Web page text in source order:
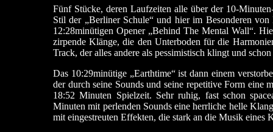
Fünf Stücke, deren Laufzeiten alle über der 10-
Stil der „Berliner Schule“ und hier im Besonderen
12:28minütigen Opener „Behind The Mental Wall“.
zirpende Klänge, die den Unterboden für die
Track, der alles andere als pessimistisch klingt und
Das 10:29minütige „Earthtime“ ist dann einem
der durch seine Sounds und seine repetitive Form eine
18:52 Minuten Spielzeit. Sehr ruhig, fast schon
Minuten mit perlenden Sounds eine herrliche helle
mit eingestreuten Effekten, die stark an die Musik eines